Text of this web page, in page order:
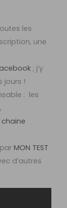
toutes les
une
; j’y
jours !
: les
chaine
parMON TEST
d’autres